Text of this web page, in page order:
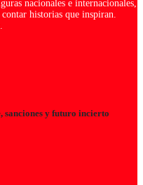
nacionales e internacionales,
historias que inspiran.
sanciones y futuro incierto